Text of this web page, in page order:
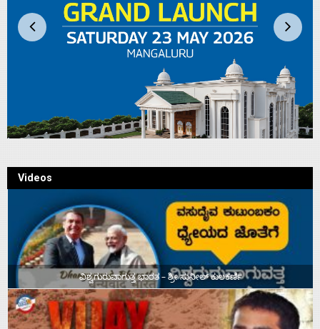
Videos
ವಿಶ್ವಗುರುವಾಗುತ್ತ ಭಾರತ – ಶ್ರೀ ಸುನೀಲ್‌ ಕುಲಕರ್ಣಿ